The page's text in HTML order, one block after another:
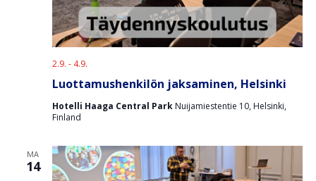
t
i
Luottamushenkilön jaksaminen, Helsinki
2.9. - 4.9.
Hotelli Haaga Central Park Nuijamiestentie 10, Helsinki,
Finland
MA
14